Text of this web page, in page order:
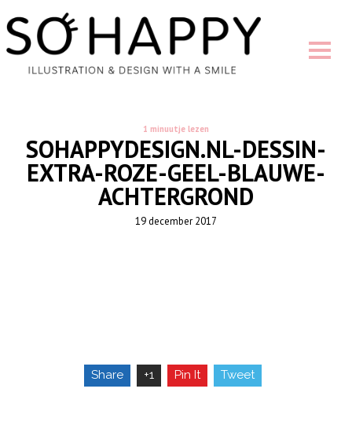
1 minuutje lezen
SOHAPPYDESIGN.NL-DESSIN-
EXTRA-ROZE-GEEL-BLAUWE-
ACHTERGROND
19 december 2017
Share +1 Pin It Tweet